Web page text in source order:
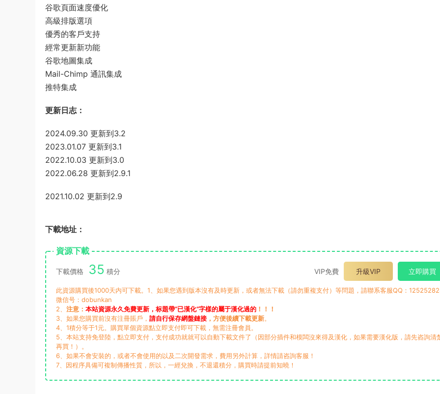
谷歌頁面速度優化
高級排版選項
優秀的客戶支持
經常更新新功能
谷歌地圖集成
Mail-Chimp 通訊集成
推特集成
更新日志：
2024.09.30 更新到3.2
2023.01.07 更新到3.1
2022.10.03 更新到3.0
2022.06.28 更新到2.9.1
2021.10.02 更新到2.9
下載地址：
資源下載
下載價格 35 積分 VIP免費 升級VIP 立即購買
此資源購買後1000天内可下載。1、如果您遇到版本沒有及時更新，或者無法下載（請勿重複支付）等問題，請聯系客服QQ：
微信号：dobunkan
2、 注意： 本站資源永久免費更新，标題帶“已漢化”字樣的屬于漢化過的 ！！！
3、如果您購買前沒有注冊賬戶， 請自行保存網盤鏈接 ，方便後續下載更新。
4、1積分等于1元。購買單個資源點立即支付即可下載，無需注冊會員。
5、本站支持免登陸，點立即支付，支付成功就就可以自動下載文件了（因部分插件和模闆沒來得及漢化，如果需要漢化版，請先咨詢清
再買！）。
6、如果不會安裝的，或者不會使用的以及二次開發需求，費用另外計算，詳情請咨詢客服！
7、因程序具備可複制傳播性質，所以，一經兌換，不退還積分，購買時請提前知曉！